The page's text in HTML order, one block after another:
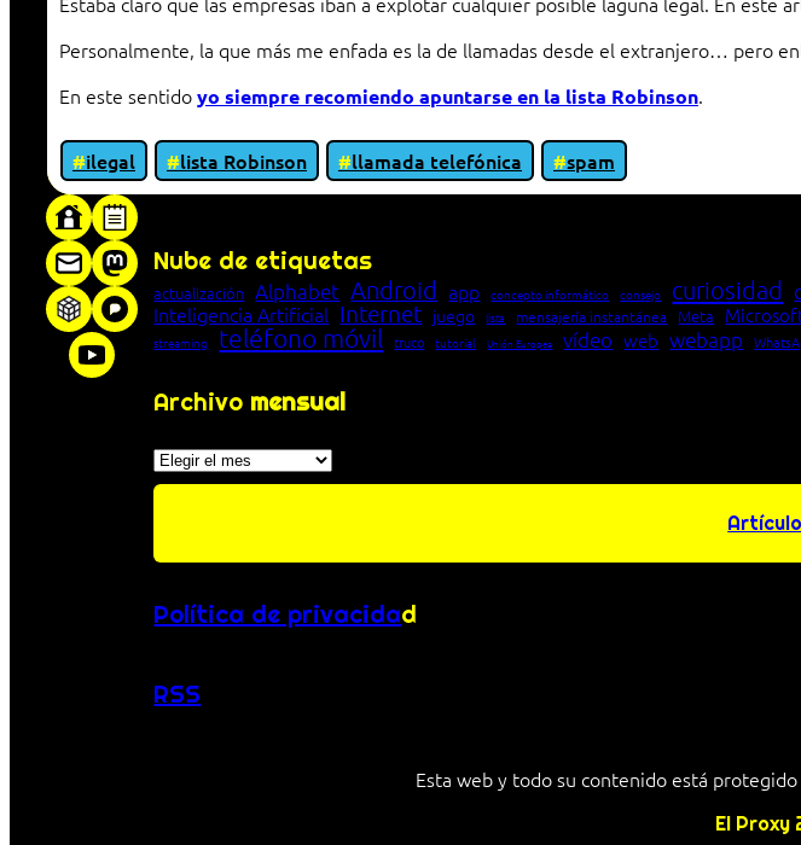
Personalmente, la que más me enfada es la de llamadas desde el extranjero… pero
En este sentidoyo siempre recomiendo apuntarse en la lista Robinson.
ilegal lista Robinson llamada telefónica
spam
Nube de etiquetas
actualización Alphabet Android app concepto informático consejo curiosidad
Inteligencia Artificial Internet juego lista mensajería instantánea Meta
streaming teléfono móvil truco tutorial Unión Europea vídeo web webapp
Archivo mensual
Archivos
Política de privacidad
RSS
Esta web y todo su contenido está protegido
El Proxy